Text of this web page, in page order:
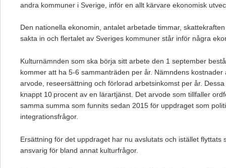
andra kommuner i Sverige, inför en allt kärvare ekonomisk
Den nationella ekonomin, antalet arbetade timmar,
sakta in och flertalet av Sveriges kommuner står inför några
Kulturnämnden som ska börja sitt arbete den 1 september
kommer att ha 5-6 sammanträden per år. Nämndens kostnader
arvode, reseersättning och förlorad arbetsinkomst per år.
knappt 10 procent av en lärartjänst. Det arvode som tillfaller
samma summa som funnits sedan 2015 för uppdraget som
integrationsfrågor.
Ersättning för det uppdraget har nu avslutats och istället flyttats
ansvarig för bland annat kulturfrågor.